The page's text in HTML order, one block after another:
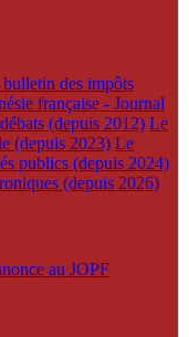
des impôts
française - Journal
(depuis 2012) Le
(depuis 2023) Le
publics (depuis 2024)
(depuis 2026)
au JOPF